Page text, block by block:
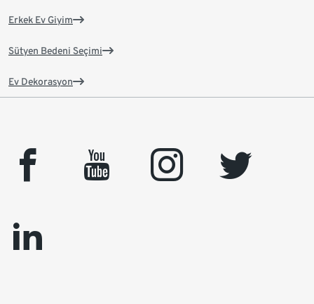
Erkek Ev Giyim
Sütyen Bedeni Seçimi
Ev Dekorasyon
facebook youtube instagram
twitter
linkedin